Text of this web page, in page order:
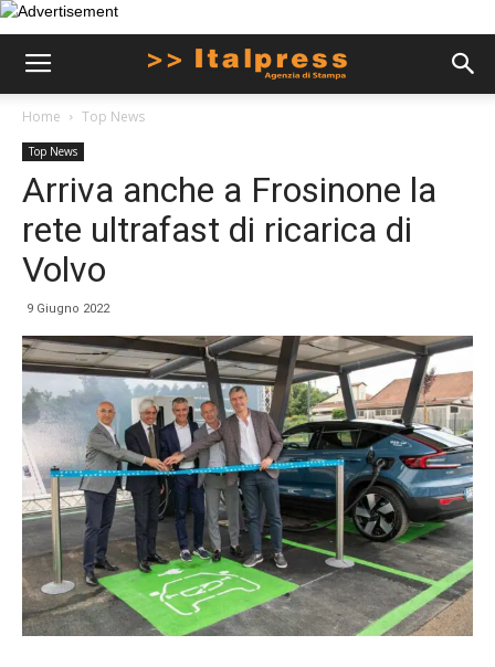
Home Top News
Top News
Arriva anche a Frosinone la
rete ultrafast di ricarica di
Volvo
9 Giugno 2022